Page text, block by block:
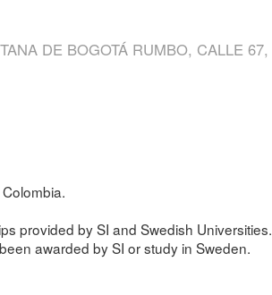
DE BOGOTÁ RUMBO, CALLE 67,
provided by SI and Swedish Universities.
awarded by SI or study in Sweden.